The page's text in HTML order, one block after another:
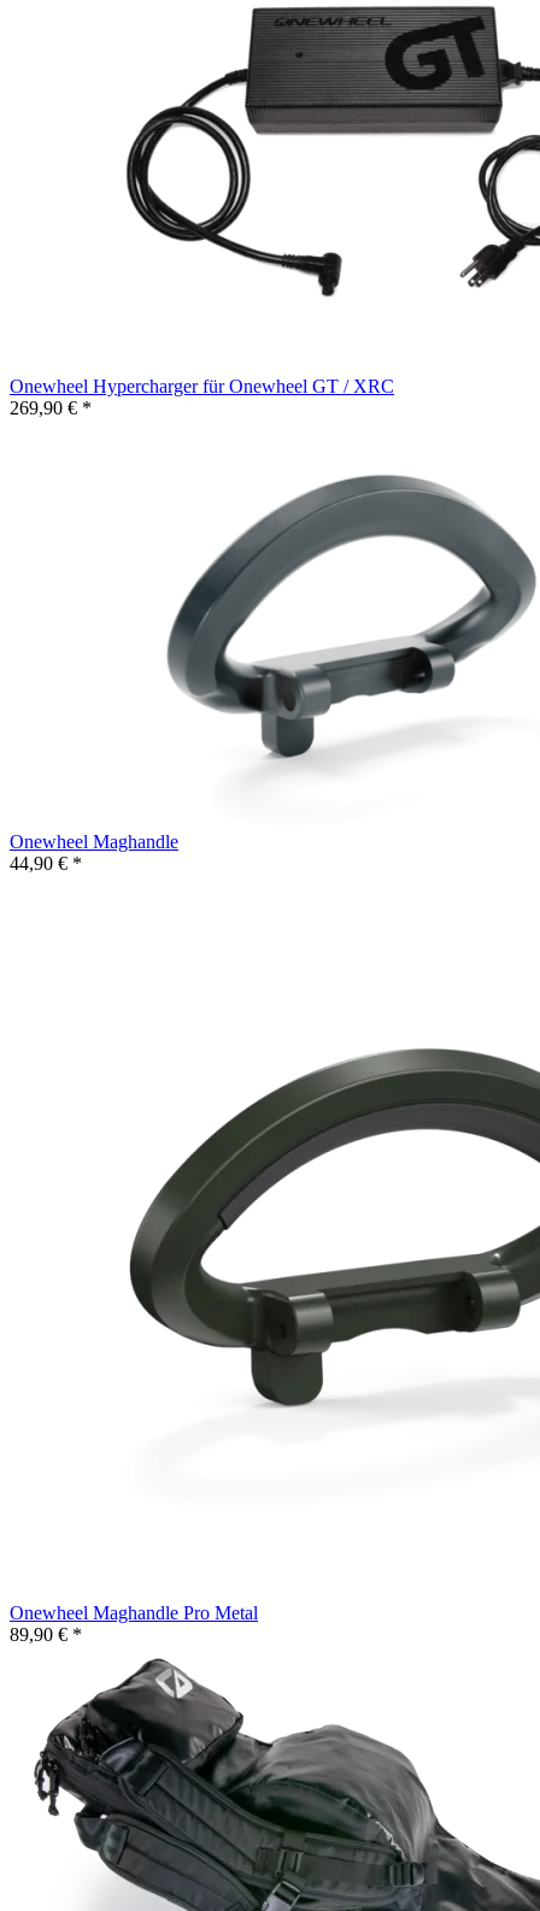
Onewheel Hypercharger für Onewheel GT / XRC
269,90 € *
Onewheel Maghandle
44,90 € *
Onewheel Maghandle Pro Metal
89,90 € *